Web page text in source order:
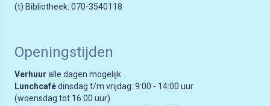
(t) Bibliotheek: 070-3540118
Openingstijden
Verhuur alle dagen mogelijk
Lunchcafédinsdag t/m vrijdag: 9:00 - 14:00 uur
(woensdag tot 16:00 uur)